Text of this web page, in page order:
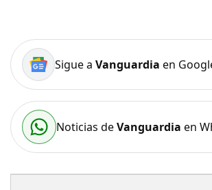
Sigue a Vanguardia en
Noticias deVanguardia en